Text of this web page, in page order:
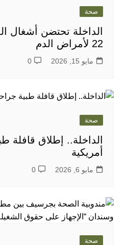
صحة
الداخلة تحتضن أشغال
22 لأمراض الدم
مايو 15, 2026 0
صحة
الداخلة.. إطلاق قافلة
أمريكية
مايو 6, 2026 0
صحة